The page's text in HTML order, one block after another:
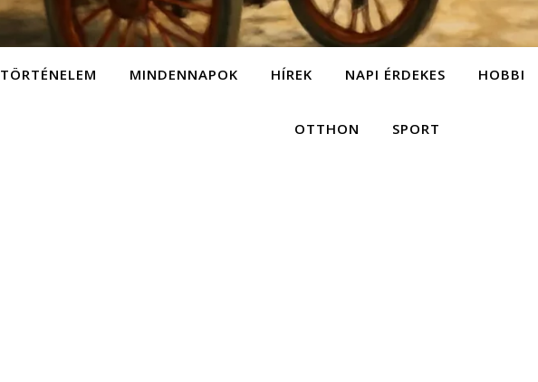
TÖRTÉNELEM MINDENNAPOK HÍREK NAPI ÉRDEKES HOBBI
OTTHON SPORT